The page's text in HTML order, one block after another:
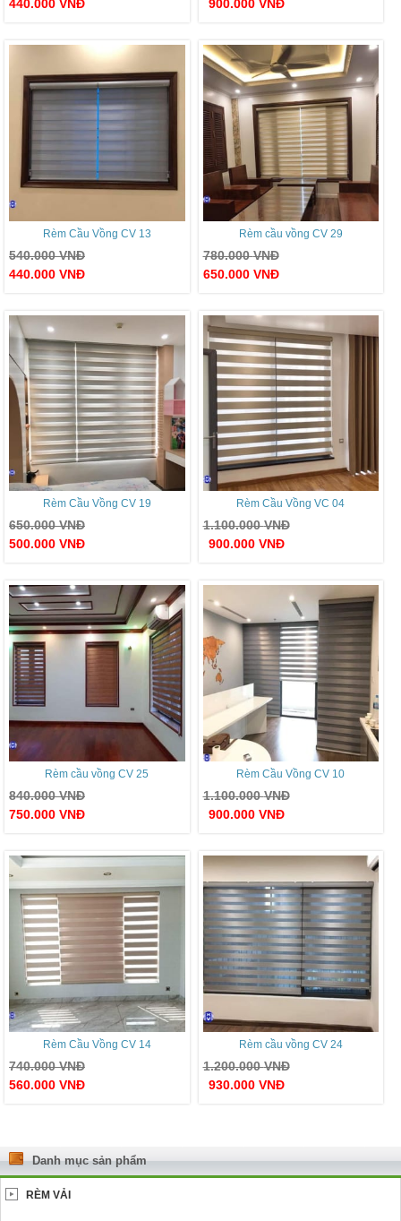
440.000 VNĐ 900.000 VNĐ
Rèm Cầu Vồng CV 13
540.000VNĐ
440.000 VNĐ
Rèm cầu vồng CV 29
780.000VNĐ
650.000 VNĐ
Rèm Cầu Vồng CV 19
650.000VNĐ
500.000 VNĐ
Rèm Cầu Vồng VC 04
1.100.000VNĐ
900.000 VNĐ
Rèm cầu vồng CV 25
840.000VNĐ
750.000 VNĐ
Rèm Cầu Vồng CV 10
1.100.000VNĐ
900.000 VNĐ
Rèm Cầu Vồng CV 14
740.000VNĐ
560.000 VNĐ
Rèm cầu vồng CV 24
1.200.000VNĐ
930.000 VNĐ
Danh mục sản phẩm
RÈM VẢI